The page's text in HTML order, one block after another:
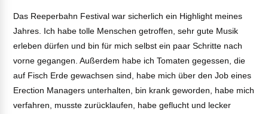
Das Reeperbahn Festival war sicherlich ein Highlight meines
Jahres. Ich habe tolle Menschen getroffen, sehr gute Musik
erleben dürfen und bin für mich selbst ein paar Schritte nach
vorne gegangen. Außerdem habe ich Tomaten gegessen, die
auf Fisch Erde gewachsen sind, habe mich über den Job eines
Erection Managers unterhalten, bin krank geworden, habe mich
verfahren, musste zurücklaufen, habe geflucht und lecker